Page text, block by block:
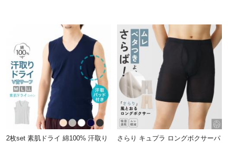
2枚set 素肌ドライ 綿100% 汗取り
さらり キュプラ ロングボクサーパ